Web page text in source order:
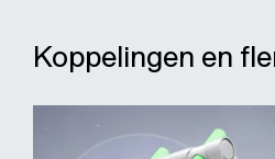
Koppelingen en